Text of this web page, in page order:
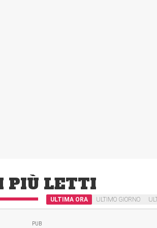
PIÙ LETTI
ULTIMA ORA ULTIMO GIORNO